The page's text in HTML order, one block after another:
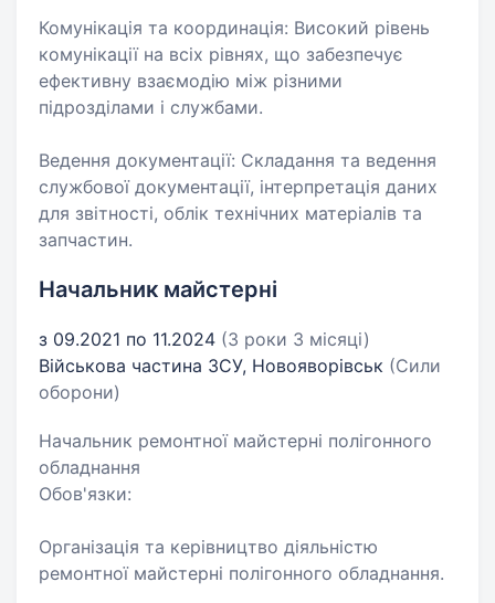
Комунікація та координація: Високий рівень
комунікації на всіх рівнях, що забезпечує
ефективну взаємодію між різними
підрозділами і службами.
Ведення документації: Складання та ведення
службової документації, інтерпретація даних
для звітності, облік технічних матеріалів та
запчастин.
Начальник майстерні
з 09.2021 по 11.2024 (3 роки 3 місяці)
Військова частина ЗСУ, Новояворівськ (Сили
оборони)
Начальник ремонтної майстерні полігонного
обладнання
Обов'язки:
Організація та керівництво діяльністю
ремонтної майстерні полігонного обладнання.